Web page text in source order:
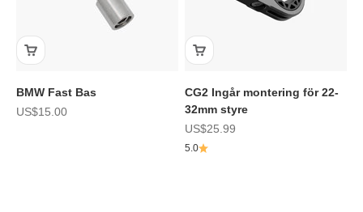
BMW Fast Bas
REA-pris
US$15.00
CG2 Ingår montering för 22-
32mm styre
REA-pris
US$25.99
5.0